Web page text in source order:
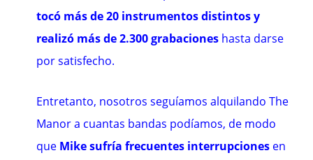
tocó más de 20 instrumentos distintos y
realizó más de 2.300 grabaciones hasta darse
por satisfecho.
Entretanto, nosotros seguíamos alquilando The
Manor a cuantas bandas podíamos, de modo
que Mike sufría frecuentes interrupciones en